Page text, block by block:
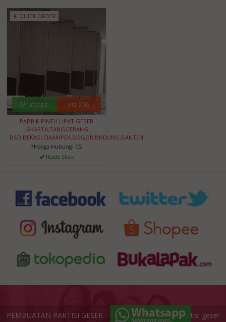
QUICK ORDER
Whatsapp via SMS
PABRIK PINTU LIPAT GESER
JAKARTA,TANGGERANG
BSD,BEKASI,CIKAMPEK,BOGOR,BNDUNG,BANTEN
*Harga Hubungi CS
Ready Stock
PEMBUATAN PARTISI GESER - Pabrikasi pembuatan partisi geser